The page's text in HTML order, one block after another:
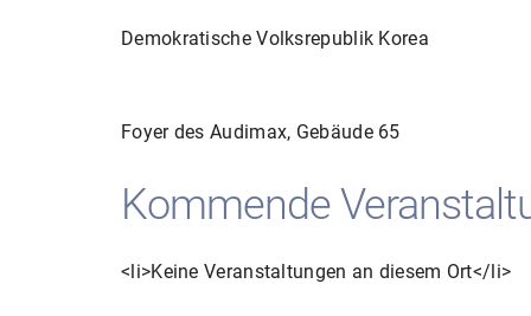
Demokratische Volksrepublik Korea
Foyer des Audimax, Gebäude 65
Kommende
<li>Keine Veranstaltungen an diesem Ort</li>